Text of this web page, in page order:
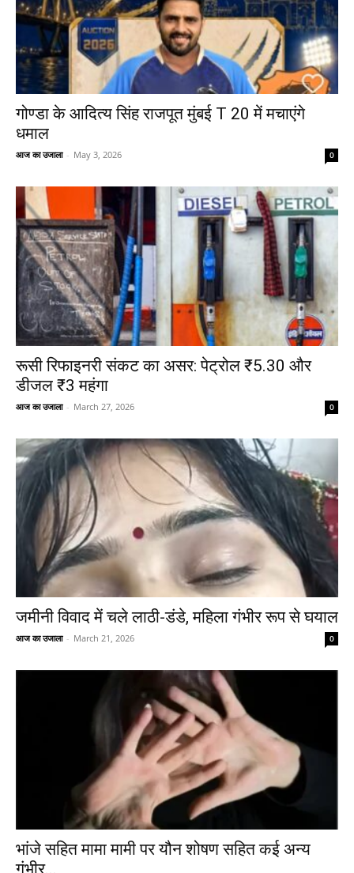
गोण्डा के आदित्य सिंह राजपूत मुंबई T 20 में मचाएंगे
धमाल
आज का उजाला - May 3, 2026 0
रूसी रिफाइनरी संकट का असर: पेट्रोल ₹5.30 और
डीजल ₹3 महंगा
आज का उजाला - March 27, 2026 0
जमीनी विवाद में चले लाठी-डंडे, महिला गंभीर रूप से घयाल
आज का उजाला - March 21, 2026 0
भांजे सहित मामा मामी पर यौन शोषण सहित कई अन्य
गंभीर...